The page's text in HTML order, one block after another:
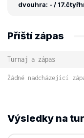
dvouhra: - / 17.
Příští zápas
Turnaj a zápas
Žádné nadcházející
Výsledky na